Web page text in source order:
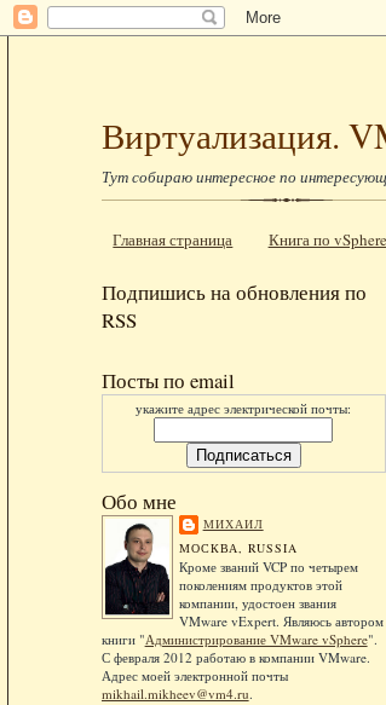
Виртуализация.
Тут собираю интересное по
Главная страница Книга по vSphere
Подпишись на обновления по
RSS
Посты по email
укажите адрес электрической почты:
Обо мне
МИХАИЛ
МОСКВА, RUSSIA
Кроме званий VCP по четырем
поколениям продуктов этой
компании, удостоен звания
VMware vExpert. Являюсь автором
книги "Администрирование VMware vSphere".
С февраля 2012 работаю в компании VMware.
Адрес моей электронной почты
mikhail.mikheev@vm4.ru.